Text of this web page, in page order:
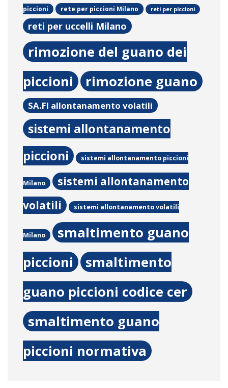
piccioni rete per piccioni Milano reti per piccioni
reti per uccelli Milano
rimozione del guano dei
piccioni
rimozione guano
SA.FI allontanamento volatili
sistemi allontanamento
piccioni
sistemi allontanamento piccioni
Milano
sistemi allontanamento
volatili
sistemi allontanamento volatili
Milano
smaltimento guano
piccioni
smaltimento
guano piccioni codice cer
smaltimento guano
piccioni normativa